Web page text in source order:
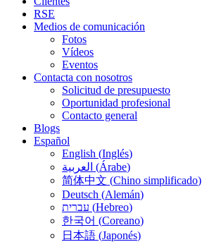
RSE
Medios de comunicación
Fotos
Vídeos
Eventos
Contacta con nosotros
Solicitud de presupuesto
Oportunidad profesional
Contacto general
Blogs
Español
English (Inglés)
العربية (Árabe)
简体中文 (Chino simplificado)
Deutsch (Alemán)
עברית (Hebreo)
한국어 (Coreano)
日本語 (Japonés)